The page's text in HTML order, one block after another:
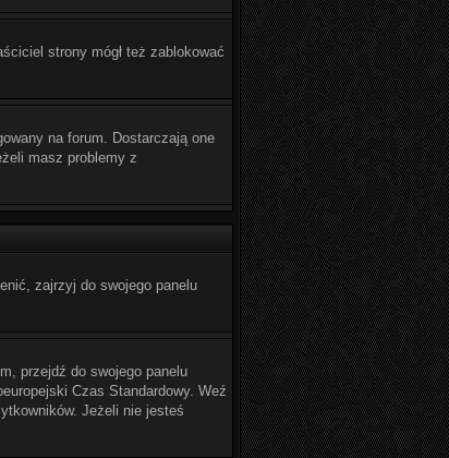
strony mógł też zablokować
na forum. Dostarczają one
masz problemy z
zajrzyj do swojego panelu
przejdź do swojego panelu
Czas Standardowy. Weź
Jeżeli nie jesteś